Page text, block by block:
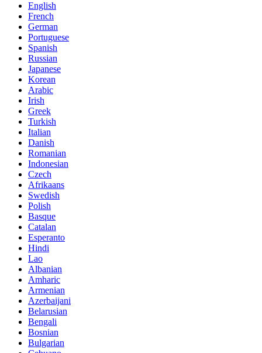
English
French
German
Portuguese
Spanish
Russian
Japanese
Korean
Arabic
Irish
Greek
Turkish
Italian
Danish
Romanian
Indonesian
Czech
Afrikaans
Swedish
Polish
Basque
Catalan
Esperanto
Hindi
Lao
Albanian
Amharic
Armenian
Azerbaijani
Belarusian
Bengali
Bosnian
Bulgarian